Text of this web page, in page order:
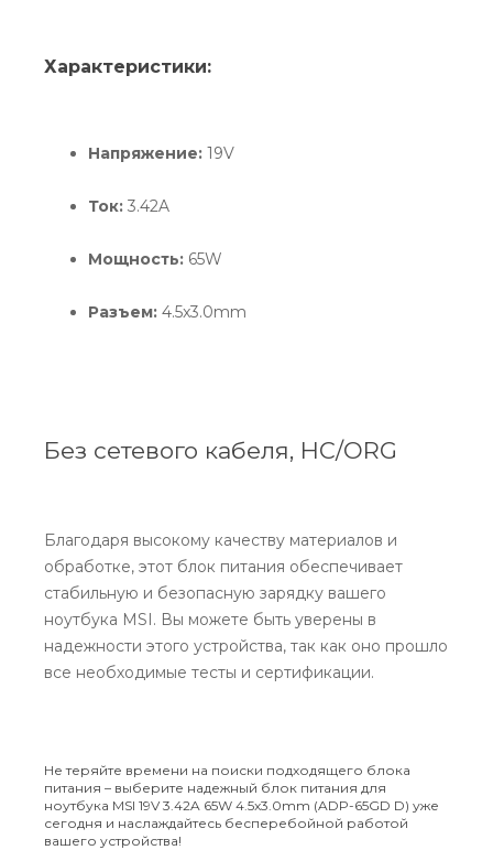
Характеристики:
Напряжение: 19V
Ток: 3.42A
Мощность: 65W
Разъем: 4.5x3.0mm
Без сетевого кабеля, HC/ORG
Благодаря высокому качеству материалов и
обработке, этот блок питания обеспечивает
стабильную и безопасную зарядку вашего
ноутбука MSI. Вы можете быть уверены в
надежности этого устройства, так как оно прошло
все необходимые тесты и сертификации.
Не теряйте времени на поиски подходящего блока
питания – выберите надежный блок питания для
ноутбука MSI 19V 3.42A 65W 4.5x3.0mm (ADP-65GD D) уже
сегодня и наслаждайтесь бесперебойной работой
вашего устройства!